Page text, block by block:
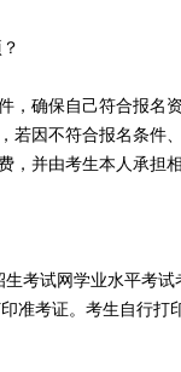
确保自己符合报名
若因不符合报名条件
，并由考生本人承担
考试网学业水平考试
准考证。考生自行打